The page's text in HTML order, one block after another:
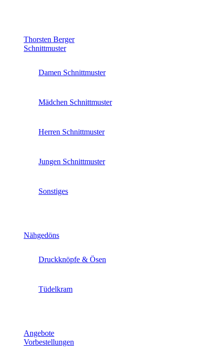
Thorsten Berger
Schnittmuster
Damen Schnittmuster
Mädchen Schnittmuster
Herren Schnittmuster
Jungen Schnittmuster
Sonstiges
Nähgedöns
Druckknöpfe & Ösen
Tüdelkram
Angebote
Vorbestellungen